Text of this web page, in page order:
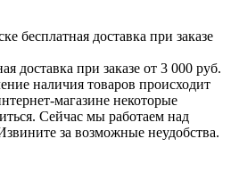
бесплатная доставка при заказе
доставка при заказе от 3 000 руб.
наличия товаров происходит
магазине некоторые
Сейчас мы работаем над
за возможные неудобства.